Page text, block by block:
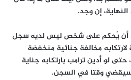
إن وجد.
أن يُحكم على شخص ليس لديه سجل
مخالفة جنائية منخفضة
لو أدين ترامب بارتكابه جناية
سيقضي وقتا في السجن.